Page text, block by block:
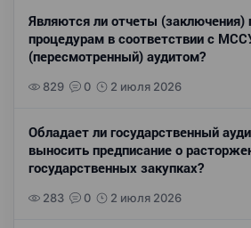
Являются ли отчеты (заключения)
процедурам в соответствии с
(пересмотренный) аудитом?
829 0 2 июля 2026
Обладает ли государственный
выносить предписание о
государственных закупках?
283 0 2 июля 2026